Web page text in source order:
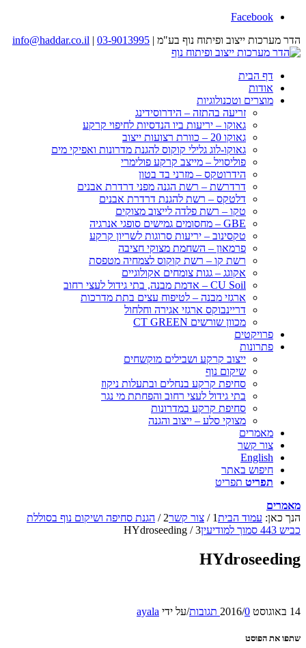
Facebook
הדר מערכות ייצוב ופיתוח נוף בע"מ | 03-9013995
|
info@haddar.co.il
דף הבית
אודות
מוצרים וטכנולוגיות
זריעה בהתזה – הידרוסידינג
גאוקו – יריעות ביו הנדסיות לחיפוי קרקע
גאוקו 20 – כוורת רצועות ייצוב
גאוקו-לוג גלילי קוקוס להגנת מדרונות ואפיקי מים
פוליסויל – מייצב קרקע פולימרי
הידרוטקס – מזרני בד בטון
דרדרשת – רשת הגנה מפני דרדרת אבנים
דלטקס – רשת להגנת דרדרת אבנים
טקו – רשת פלדה לייצוב מצוקים
GBE – מחסומים גמישים סופגי אנרגיה
טקסינוב – יריעות סרוגות לשריון קרקע
פרמאון – השחמת מצוקי חציבה
רשת קו – רשת קוקוס לצמחיה מטפסת
אקוגג – גגות צומחים אקולוגיים
CU Soil – אדמת מבנה, בתי גידול לעצי רחוב
ארגזי מבנה – לטיפוח עצים בתת מדרכות
דריינבוקס ארגזי אגירה וחלחול
מכוון שורשים CT GREEN
פרויקטים
פתרונות
ייצוב קרקע ושבילים מוקשחים
שיקום נוף
סחיפת קרקע בנחלים ובתעלות ניקוז
בתי גידול לעצי רחוב והפחתת מי נגר
סחיפת קרקע במדרונות
מצוקי סלע – ייצוב והגנה
מאמרים
צור קשר
English
חיפוש באתר
תפריט תפריט
מאמרים
הנך כאן: עמוד הבית1
/ צור קשר2
/ הגנת סחיפה ושיקום נוף בסוללת
כביש 443 סמוך למודיעין
3
/
HYdroseeding
HYdroseeding
14 באוגוסט 2016 /0 תגובות /על ידי ayala
שתפו את הפוסט